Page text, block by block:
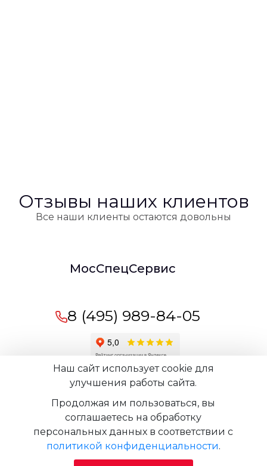
Отзывы наших клиентов
Все наши клиенты остаются довольны
МосСпецСервис
пн-вс: 09:00 -
8 (495) 989-84-05
© 2009-2026 - ООО "МосСпецСервис" Все права
защищены копирование материала запрещено
Наш сайт использует cookie для
улучшения работы сайта.
Продолжая им пользоваться, вы
соглашаетесь на обработку
персональных данных в соответствии с
политикой конфиденциальности.